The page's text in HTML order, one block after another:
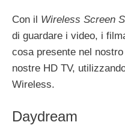
Con il Wireless Screen
di guardare i video, i
cosa presente nel
nostre HD TV,
Wireless.
Daydream